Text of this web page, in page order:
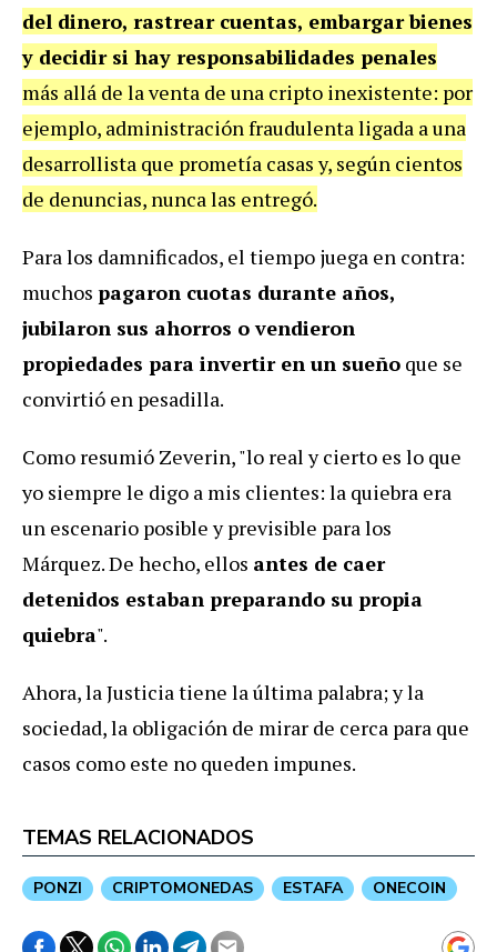
del dinero, rastrear cuentas, embargar bienes
y decidir si hay responsabilidades penales
más allá de la venta de una cripto inexistente: por
ejemplo, administración fraudulenta ligada a una
desarrollista que prometía casas y, según cientos
de denuncias, nunca las entregó.
Para los damnificados, el tiempo juega en contra:
muchos pagaron cuotas durante años,
jubilaron sus ahorros o vendieron
propiedades para invertir en un sueño que se
convirtió en pesadilla.
Como resumió Zeverin, "lo real y cierto es lo que
yo siempre le digo a mis clientes: la quiebra era
un escenario posible y previsible para los
Márquez. De hecho, ellos antes de caer
detenidos estaban preparando su propia
quiebra".
Ahora, la Justicia tiene la última palabra; y la
sociedad, la obligación de mirar de cerca para que
casos como este no queden impunes.
TEMAS RELACIONADOS
PONZI CRIPTOMONEDAS ESTAFA ONECOIN